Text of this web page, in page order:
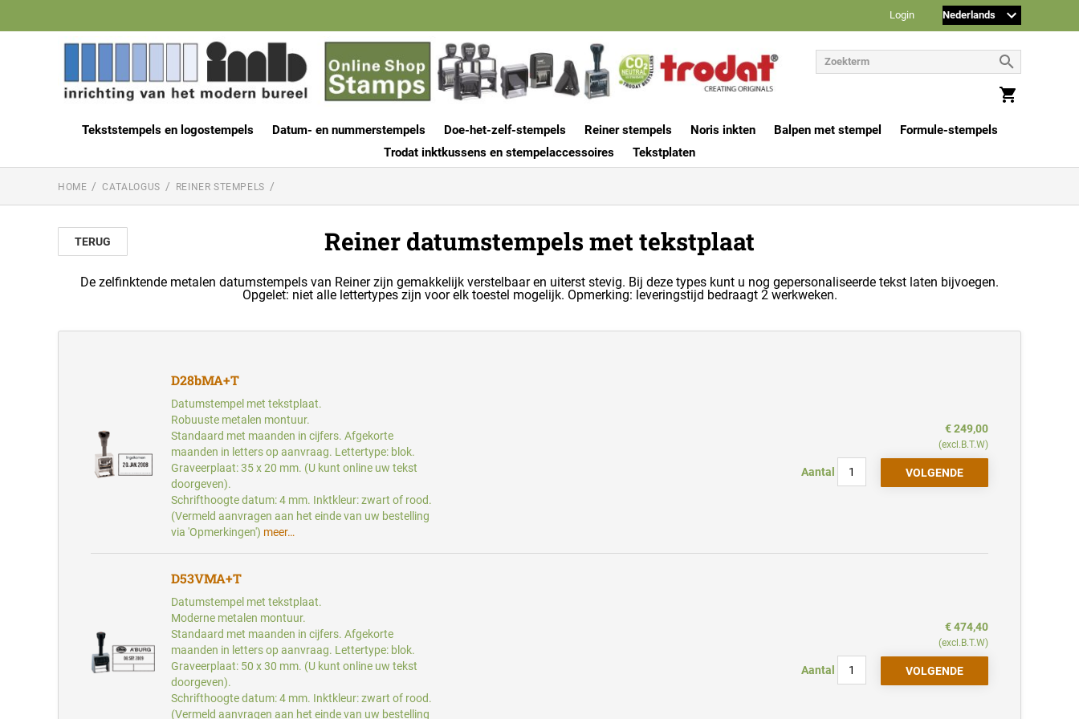
Login
Tekststempels en logostempels Datum- en nummerstempels Doe-het-zelf-stempels Reiner stempels Noris inkten Balpen met stempel
Formule-stempels
Trodat inktkussens en stempelaccessoires
Tekstplaten
HOME CATALOGUS REINER STEMPELS
TERUG Reiner datumstempels met tekstplaat
De zelfinktende metalen datumstempels van Reiner zijn gemakkelijk verstelbaar en uiterst stevig. Bij deze types kunt u nog gepersonaliseerde tekst laten bijvoegen.
Opgelet: niet alle lettertypes zijn voor elk toestel mogelijk. Opmerking: leveringstijd bedraagt 2 werkweken.
D28bMA+T
Datumstempel met tekstplaat.
Robuuste metalen montuur.
Standaard met maanden in cijfers. Afgekorte
maanden in letters op aanvraag. Lettertype: blok.
Graveerplaat: 35 x 20 mm. (U kunt online uw tekst
doorgeven).
Schrifthoogte datum: 4 mm. Inktkleur: zwart of rood.
(Vermeld aanvragen aan het einde van uw bestelling
via 'Opmerkingen') meer…
€ 249,00
(excl.B.T.W)
Aantal
D53VMA+T
Datumstempel met tekstplaat.
Moderne metalen montuur.
Standaard met maanden in cijfers. Afgekorte
maanden in letters op aanvraag. Lettertype: blok.
Graveerplaat: 50 x 30 mm. (U kunt online uw tekst
doorgeven).
Schrifthoogte datum: 4 mm. Inktkleur: zwart of rood.
(Vermeld aanvragen aan het einde van uw bestelling
€ 474,40
(excl.B.T.W)
Aantal